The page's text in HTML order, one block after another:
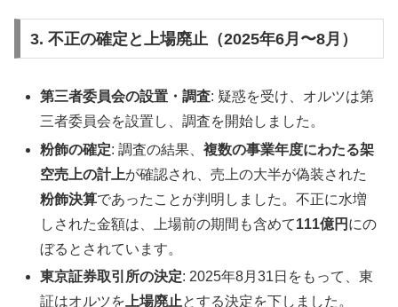
3. 不正の確定と上場廃止（2025年6月〜8月）
第三者委員会の設置・調査: 疑惑を受け、オルツは第
三者委員会を設置し、調査を開始しました。
粉飾の確定: 調査の結果、複数の事業年度にわたる架
空売上の計上が確認され、売上の大半が偽装された
粉飾決算であったことが判明しました。不正に水増
しされた金額は、上場前の期間も含めて111億円 にの
ぼるとされています。
東京証券取引所の決定: 2025年8月31日をもって、東
証はオルツを 上場廃止とする決定を下しました。